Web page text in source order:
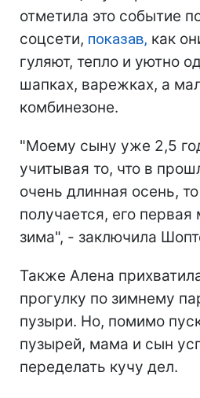
отметила это событие
соцсети, показав, как
гуляют, тепло и уютно
шапках, варежках, а
комбинезоне.
"Моему сыну уже 2,5
учитывая то, что в
очень длинная осень, то
получается, его первая
зима", - заключила
Также Алена
прогулку по зимнему
пузыри. Но, помимо
пузырей, мама и сын
переделать кучу дел.